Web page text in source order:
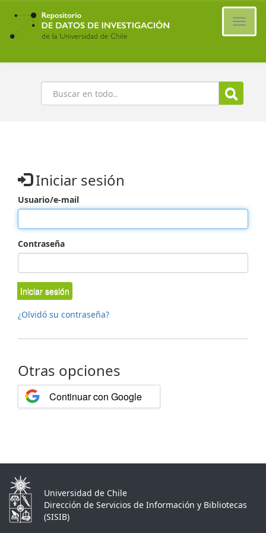
Ir
contenido
principal
Buscar
Iniciar sesión
Usuario/e-mail
Contraseña
Iniciar sesión
¿Olvidó su contraseña?
Otras opciones
Continuar con Google
Universidad de Chile
Dirección de Servicios de Información y Bibliotecas
(SISIB)